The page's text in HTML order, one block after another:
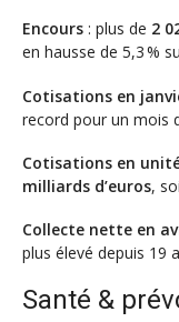
Encours : plus de 2
en hausse de 5,3 %
Cotisations en
record pour un mois
Cotisations en
milliards d’euros,
Collecte nette en
plus élevé depuis 19
Santé &